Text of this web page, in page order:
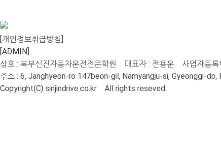
[개인정보취급방침]
[ADMIN]
상호 : 북부신진자동차운전전문학원 대표자 : 전용운 사업자등
주소 : 6, Janghyeon-ro 147beon-gil, Namyangju-si,
Copyright(C) sinjindrive.co.kr All rights reseved